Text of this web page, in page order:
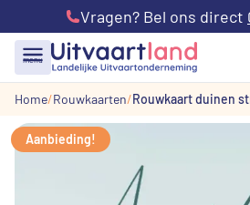
Vragen? Bel ons direct
menu
Home Rouwkaarten Rouwkaart duinen
Aanbieding!